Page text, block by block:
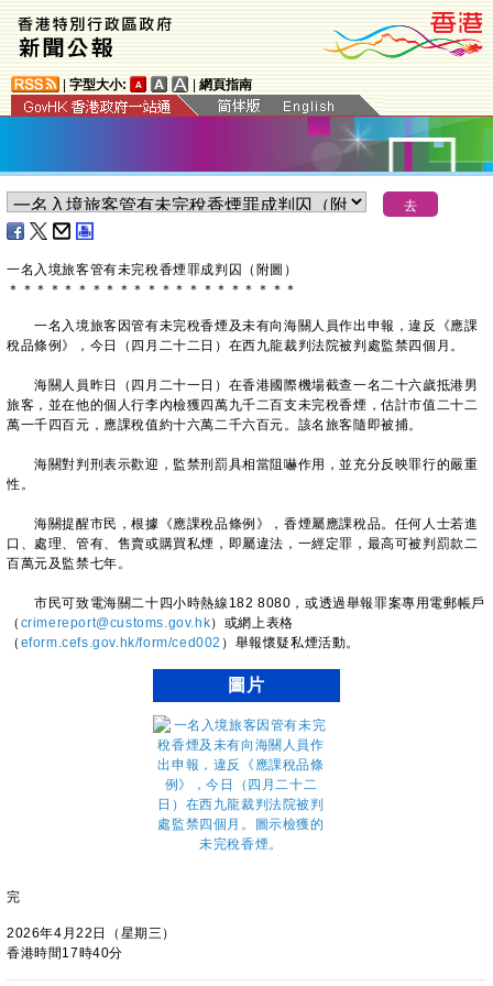
字型大小: 網頁指南
一名入境旅客管有未完稅香煙罪成判囚（附圖）
＊ ＊ ＊ ＊ ＊ ＊ ＊ ＊ ＊ ＊ ＊ ＊ ＊ ＊ ＊ ＊ ＊ ＊ ＊ ＊ ＊
​一名入境旅客因管有未完稅香煙及未有向海關人員作出申報，違反《應課
稅品條例》，今日（四月二十二日）在西九龍裁判法院被判處監禁四個月。
海關人員昨日（四月二十一日）在香港國際機場截查一名二十六歲抵港男
旅客，並在他的個人行李內檢獲四萬九千二百支未完稅香煙，估計市值二十二
萬一千四百元，應課稅值約十六萬二千六百元。該名旅客隨即被捕。
海關對判刑表示歡迎，監禁刑罰具相當阻嚇作用，並充分反映罪行的嚴重
性。
海關提醒市民，根據《應課稅品條例》，香煙屬應課稅品。任何人士若進
口、處理、管有、售賣或購買私煙，即屬違法，一經定罪，最高可被判罰款二
百萬元及監禁七年。
市民可致電海關二十四小時熱線182 8080，或透過舉報罪案專用電郵帳戶
（ crimereport@customs.gov.hk）或網上表格
（ eform.cefs.gov.hk/form/ced002 ）舉報懷疑私煙活動。
圖片
完
2026年4月22日（星期三）
香港時間17時40分